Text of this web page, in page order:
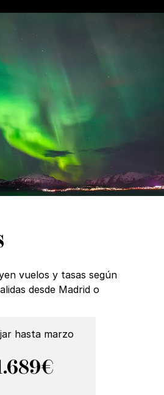
vuelos y tasas según
desde Madrid o
hasta marzo